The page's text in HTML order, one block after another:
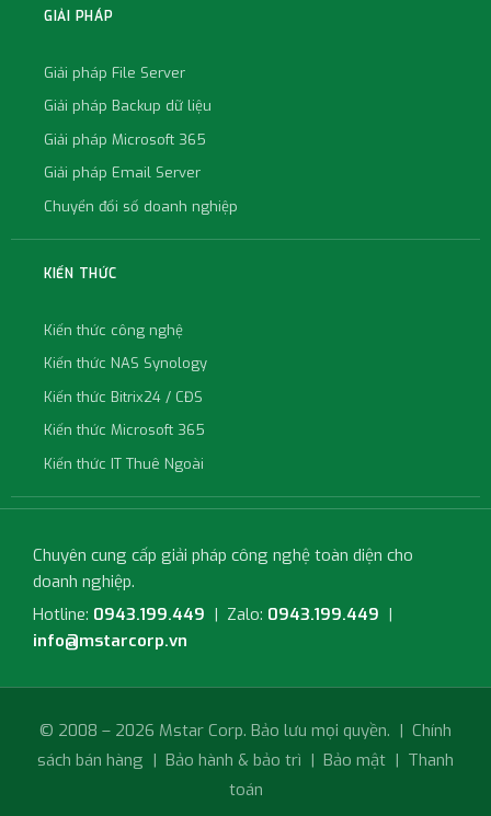
GIẢI PHÁP
Giải pháp File Server
Giải pháp Backup dữ liệu
Giải pháp Microsoft 365
Giải pháp Email Server
Chuyển đổi số doanh nghiệp
KIẾN THỨC
Kiến thức công nghệ
Kiến thức NAS Synology
Kiến thức Bitrix24 / CĐS
Kiến thức Microsoft 365
Kiến thức IT Thuê Ngoài
Chuyên cung cấp giải pháp công nghệ toàn diện cho
doanh nghiệp.
Hotline: 0943.199.449 | Zalo: 0943.199.449 |
info@mstarcorp.vn
© 2008 – 2026 Mstar Corp. Bảo lưu mọi quyền. | Chính
sách bán hàng | Bảo hành & bảo trì | Bảo mật | Thanh
toán